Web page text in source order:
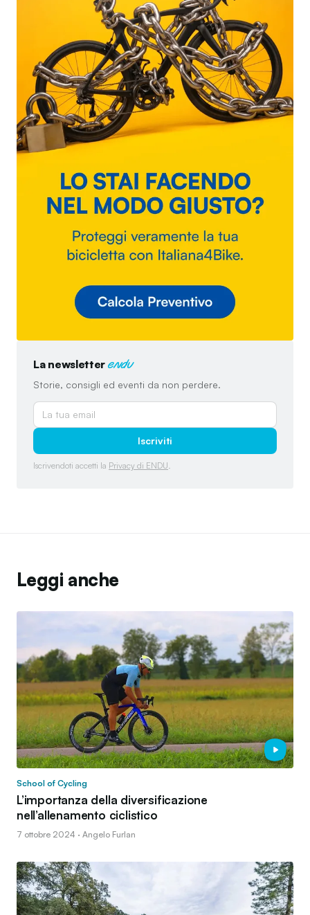
La newsletter endu
Storie, consigli ed eventi da non perdere.
Iscriviti
Iscrivendoti accetti la Privacy di ENDU
Leggi anche
School of Cycling
L’importanza della diversificazione
nell’allenamento ciclistico
7 ottobre 2024 · Angelo Furlan